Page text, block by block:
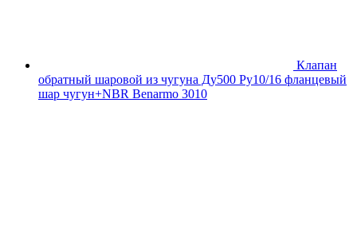
Клапан
обратный шаровой из чугуна Ду500 Ру10/16 фланцевый
шар чугун+NBR Benarmo 3010